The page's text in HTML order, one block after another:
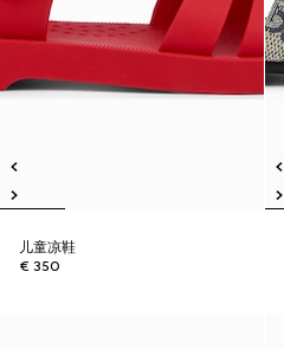
儿童凉鞋
€ 350